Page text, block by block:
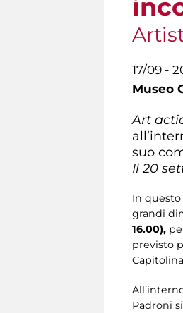
17/09 -
Museo
Art
suo
Il 20
In
grandi
16.00),
previsto
Padroni